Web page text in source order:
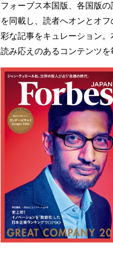
フォーブス本国版、各国版
を同載し、読者へオンとオフ
彩な記事をキュレーション
読み応えのあるコンテンツを